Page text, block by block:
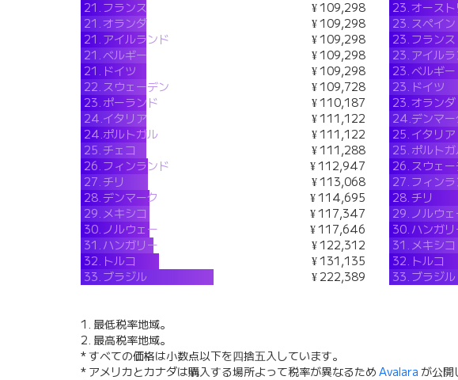
21. フランス
¥ 109,298
21.オランダ
¥ 109,298
21. アイルランド
¥ 109,298
21. ベルギー
¥ 109,298
21. ドイツ
¥ 109,298
22. スウェーデン
¥ 109,728
23. ポーランド
¥ 110,187
24.イタリア
¥ 111,122
24.ポルトガル
¥ 111,122
25.チェコ
¥ 111,288
26. フィンランド
¥ 112,947
27.チリ
¥ 113,068
28.デンマーク
¥ 114,695
29. メキシコ
¥ 117,347
30. ノルウェー
¥ 117,646
31. ハンガリー
¥ 122,312
32. トルコ
¥ 131,135
33. ブラジル ¥ 222,389
23.オースト
23. スペイン
23. フランス
23. アイルラ
23.ベルギー
23. ドイツ
23.オランダ
24.デンマー
25. イタリア
25. ポルトガ
26. スウェー
27. フィンラ
28.チリ
29. ノルウェ
30. ハンガリ
31. メキシコ
32. トルコ
33. ブラジル
1. 最低税率地域。
2. 最高税率地域。
* すべての価格は小数点以下を四捨五入しています。
* アメリカとカナダは購入する場所よって税率が異なるため Avalara が公開